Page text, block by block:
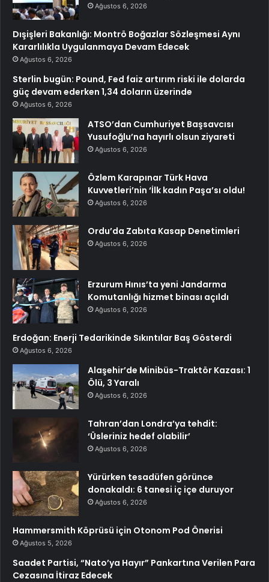
Ağustos 6, 2026
Dışişleri Bakanlığı: Montrö Boğazlar Sözleşmesi Aynı
Kararlılıkla Uygulanmaya Devam Edecek
Ağustos 6, 2026
Sterlin bugün: Pound, Fed faiz artırım riski ile dolarda
güç devam ederken 1,34 doların üzerinde
Ağustos 6, 2026
ATSO’dan Cumhuriyet Başsavcısı
Yusufoğlu’na hayırlı olsun ziyareti
Ağustos 6, 2026
Özlem Karapınar Türk Hava
Kuvvetleri’nin ‘İlk kadın Paşa’sı oldu!
Ağustos 6, 2026
Ordu’da Zabıta Kasap Denetimleri
Ağustos 6, 2026
Erzurum Hınıs’ta yeni Jandarma
Komutanlığı hizmet binası açıldı
Ağustos 6, 2026
Erdoğan: Enerji Tedarikinde Sıkıntılar Baş Gösterdi
Ağustos 6, 2026
Alaşehir’de Minibüs-Traktör Kazası: 1
Ölü, 3 Yaralı
Ağustos 6, 2026
Tahran’dan Londra’ya tehdit:
‘Üsleriniz hedef olabilir’
Ağustos 6, 2026
Yürürken tesadüfen görünce
donakaldı: 6 tanesi iç içe duruyor
Ağustos 6, 2026
Hammersmith Köprüsü için Otonom Pod Önerisi
Ağustos 5, 2026
Saadet Partisi, “Nato’ya Hayır” Pankartına Verilen Para
Cezasına İtiraz Edecek